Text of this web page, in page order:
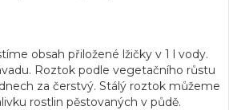
obsah přiložené lžičky v 1 l vody.
Roztok podle vegetačního růstu
za čerstvý. Stálý roztok můžeme
rostlin pěstovaných v půdě.